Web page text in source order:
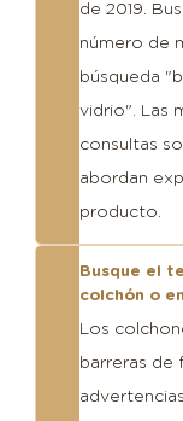
de 2019.
número de
búsqueda
vidrio". Las
consultas
abordan
producto.
Busque el
colchón o
Los
barreras de